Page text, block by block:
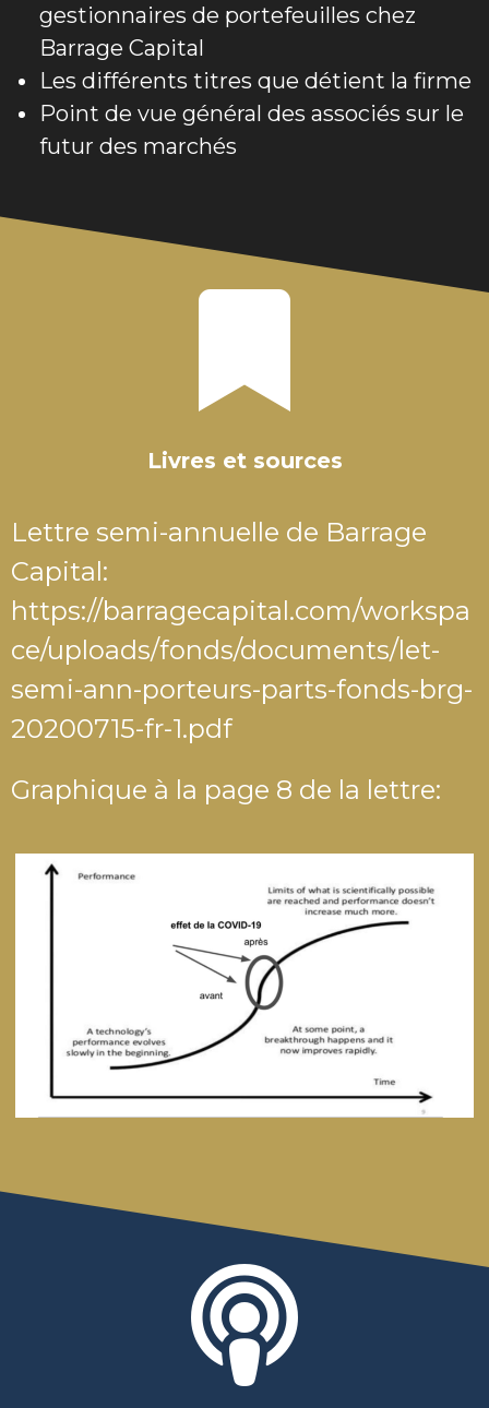
gestionnaires de portefeuilles chez
Barrage Capital
Les différents titres que détient la firme
Point de vue général des associés sur le
futur des marchés
Livres et sources
Lettre semi-annuelle de Barrage
Capital:
https://barragecapital.com/workspa
ce/uploads/fonds/documents/let-
semi-ann-porteurs-parts-fonds-brg-
20200715-fr-1.pdf
Graphique à la page 8 de la lettre: